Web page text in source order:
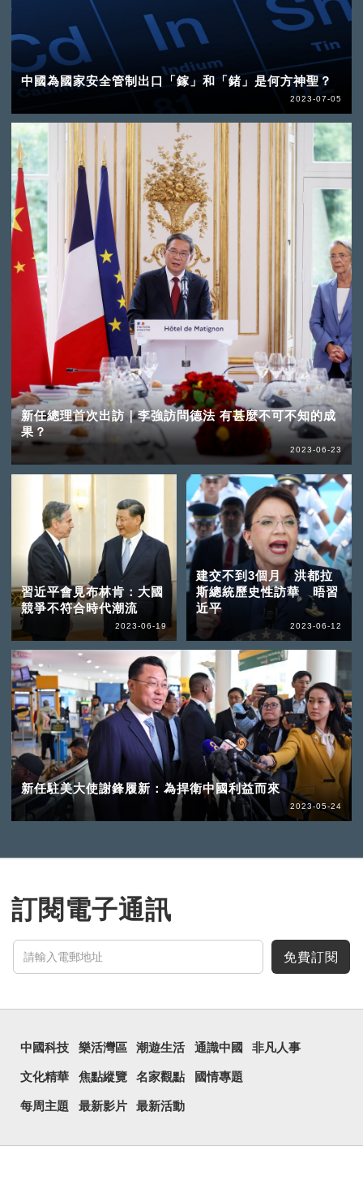
中國為國家安全管制出口「鎵」和「鍺」是何方神聖？
2023-07-05
新任總理首次出訪｜李強訪問德法 有甚麼不可不知的成
果？
2023-06-23
習近平會見布林肯：大國
競爭不符合時代潮流
2023-06-19
建交不到3個月 洪都拉
斯總統歷史性訪華 晤習
近平
2023-06-12
新任駐美大使謝鋒履新：為捍衛中國利益而來
2023-05-24
訂閱電子通訊
免費訂閱
中國科技 樂活灣區 潮遊生活 通識中國 非凡人事
文化精華 焦點縱覽 名家觀點 國情專題
每周主題 最新影片 最新活動